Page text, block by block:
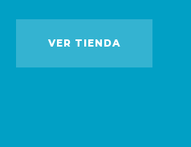
VER TIENDA